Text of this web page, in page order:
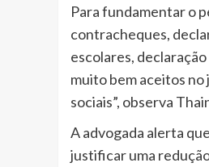
Para fundamentar o
contracheques,
escolares,
muito bem aceitos
sociais”, observa
A advogada alerta
justificar uma